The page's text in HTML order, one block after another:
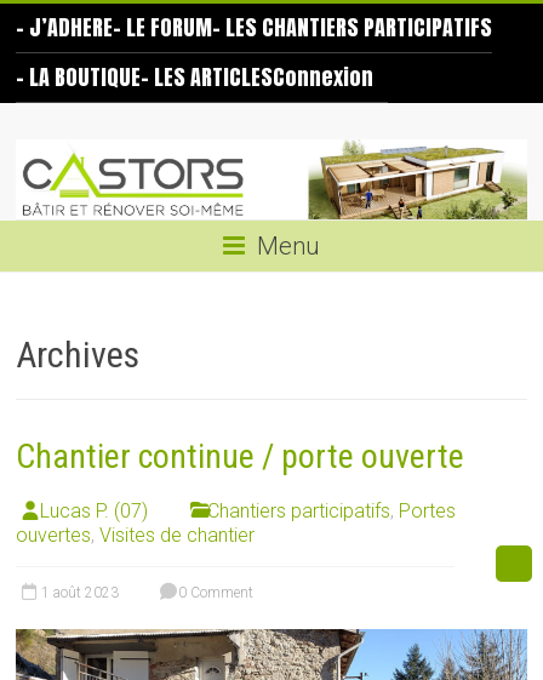
content
– J’ADHERE– LE FORUM– LES CHANTIERS PARTICIPATIFS
– LA BOUTIQUE– LES ARTICLESConnexion
Castors
même
Menu
Archives
Chantier continue / porte ouverte
Lucas P. (07) Chantiers participatifs, Portes
ouvertes,Visites de chantier
1 août 2023 0 Comment